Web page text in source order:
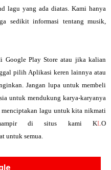
lagu yang ada diatas. Kami hanya
sedikit informasi tentang musik,
Google Play Store atau jika kalian
pilih Aplikasi keren lainnya atau
Jangan lupa untuk membeli
untuk mendukung karya-karyanya
menciptakan lagu untuk kita nikmati
mampir di situs kami KLO
untuk semua.